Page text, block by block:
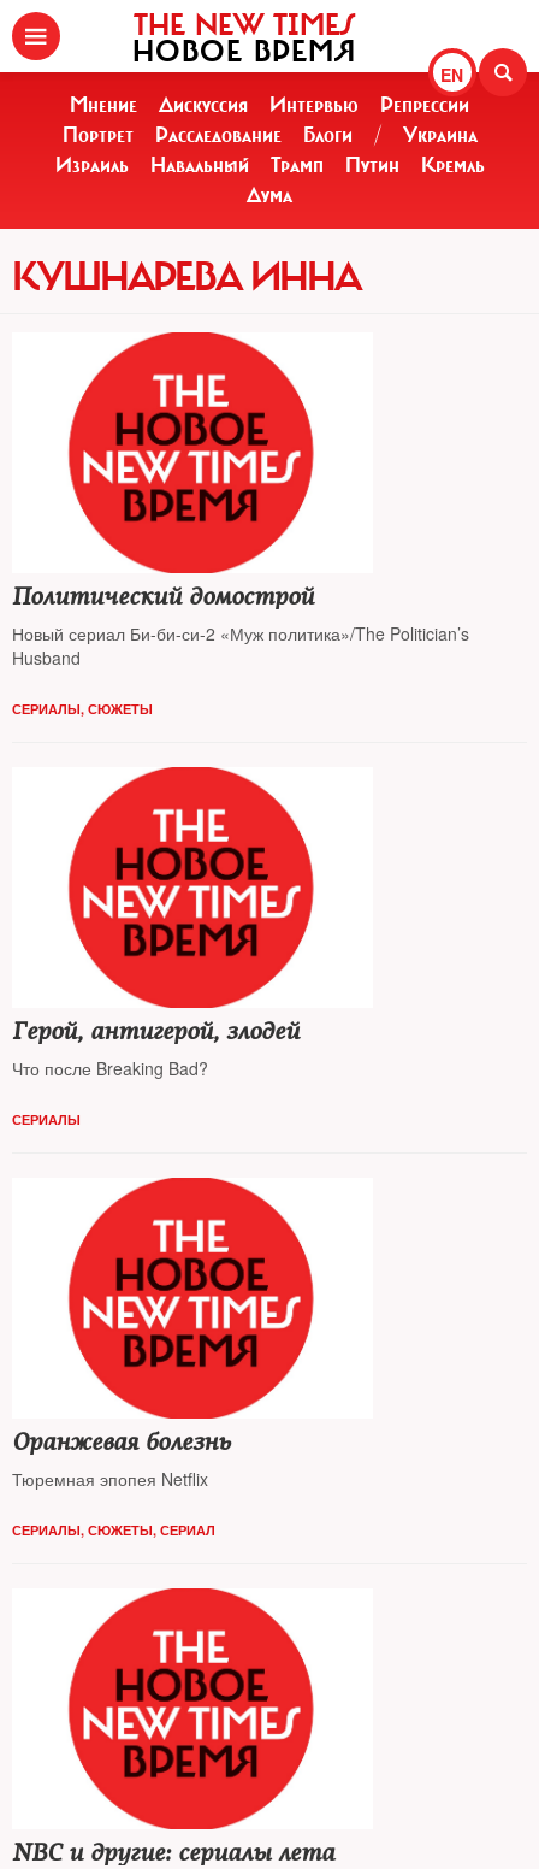
EN
THE NEW TIMES
НОВОЕ ВРЕМЯ
Мнение Дискуссия Интервью
Репрессии
Портрет
Расследование Блоги /
Украина
Израиль
Навальный Трамп Путин
Кремль
Дума
КУШНАРЕВА ИННА
Политический домострой
Новый сериал Би-би-си-2 «Муж политика»/The Politician’s
Husband
СЕРИАЛЫ, СЮЖЕТЫ
Герой, антигерой, злодей
Что после Breaking Bad?
СЕРИАЛЫ
Оранжевая болезнь
Тюремная эпопея Netflix
СЕРИАЛЫ, СЮЖЕТЫ, СЕРИАЛ
NBC и другие: сериалы лета